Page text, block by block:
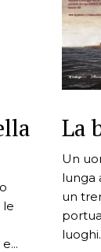
le
La
Un
lunga
un